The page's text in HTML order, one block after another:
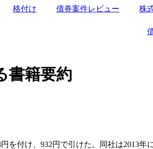
格付け 債券案件レビュー 株
書籍要約
を付け、932円で引けた。同社は2013